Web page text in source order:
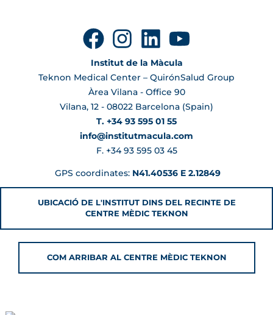
Institut de la Màcula
Teknon Medical Center – QuirónSalud Group
Àrea Vilana - Office 90
Vilana, 12 - 08022 Barcelona (Spain)
T. +34 93 595 01 55
info@institutmacula.com
F. +34 93 595 03 45
GPS coordinates: N41.40536 E 2.12849
UBICACIÓ DE L'INSTITUT DINS DEL RECINTE DE
CENTRE MÈDIC TEKNON
COM ARRIBAR AL CENTRE MÈDIC TEKNON